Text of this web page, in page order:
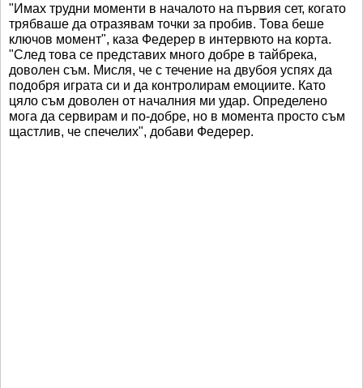
"Имах трудни моменти в началото на първия сет, когато
трябваше да отразявам точки за пробив. Това беше
ключов момент", каза Федерер в интервюто на корта.
"След това се представих много добре в тайбрека,
доволен съм. Мисля, че с течение на двубоя успях да
подобря играта си и да контролирам емоциите. Като
цяло съм доволен от началния ми удар. Определено
мога да сервирам и по-добре, но в момента просто съм
щастлив, че спечелих", добави Федерер.